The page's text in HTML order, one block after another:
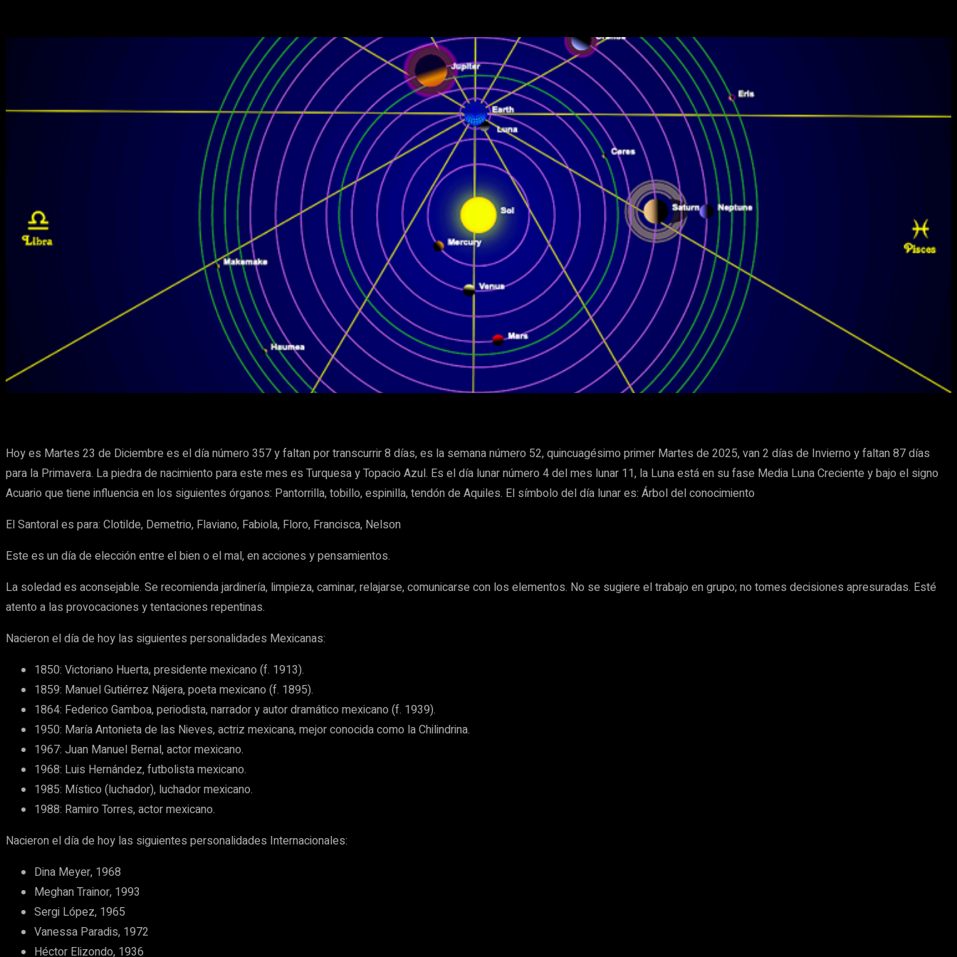
Pinterest WhatsApp
Hoy es Martes 23 de Diciembre es el día número 357 y faltan por transcurrir 8 días, es la semana número 52, quincuagésimo primer Martes de 2025, van 2 días de Invierno y faltan 87 días
para la Primavera. La piedra de nacimiento para este mes es Turquesa y Topacio Azul. Es el día lunar número 4 del mes lunar 11, la Luna está en su fase Media Luna Creciente y bajo el signo
Acuario que tiene influencia en los siguientes órganos: Pantorrilla, tobillo, espinilla, tendón de Aquiles. El símbolo del día lunar es: Árbol del conocimiento
El Santoral es para: Clotilde, Demetrio, Flaviano, Fabiola, Floro, Francisca, Nelson
Este es un día de elección entre el bien o el mal, en acciones y pensamientos.
La soledad es aconsejable. Se recomienda jardinería, limpieza, caminar, relajarse, comunicarse con los elementos. No se sugiere el trabajo en grupo; no tomes decisiones apresuradas. Esté
atento a las provocaciones y tentaciones repentinas.
Nacieron el día de hoy las siguientes personalidades Mexicanas:
1850: Victoriano Huerta, presidente mexicano (f. 1913).
1859: Manuel Gutiérrez Nájera, poeta mexicano (f. 1895).
1864: Federico Gamboa, periodista, narrador y autor dramático mexicano (f. 1939).
1950: María Antonieta de las Nieves, actriz mexicana, mejor conocida como la Chilindrina.
1967: Juan Manuel Bernal, actor mexicano.
1968: Luis Hernández, futbolista mexicano.
1985: Místico (luchador), luchador mexicano.
1988: Ramiro Torres, actor mexicano.
Nacieron el día de hoy las siguientes personalidades Internacionales:
Dina Meyer, 1968
Meghan Trainor, 1993
Sergi López, 1965
Vanessa Paradis, 1972
Héctor Elizondo, 1936